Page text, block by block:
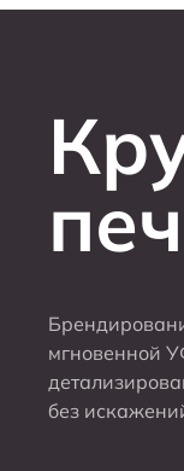
мгновенной
без